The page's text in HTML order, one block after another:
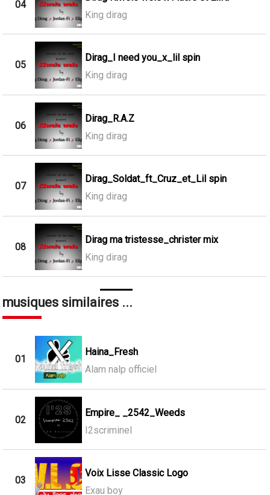
04
King dirag
05
Dirag_I need you_x_lil spin
King dirag
06
Dirag_R.A.Z
King dirag
07
Dirag_Soldat_ft_Cruz_et_Lil spin
King dirag
08
Dirag ma tristesse_christer mix
King dirag
musiques similaires ...
01
Haina_Fresh
Alam nalp officiel
02
Empire_ _2542_Weeds
I2scriminel
03
Voix Lisse Classic Logo
Exau boy